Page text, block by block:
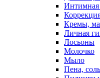
Интимная
Кремы,
Личная
Лосьоны
Молочко
Мыло
Пена,